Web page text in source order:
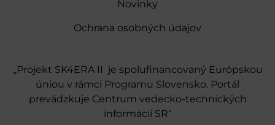
Novinky
Ochrana osobných údajov
„Projekt SK4ERA II je spolufinancovaný Európskou
úniou v rámci Programu Slovensko. Portál
prevádzkuje Centrum vedecko-technických
informácií SR“